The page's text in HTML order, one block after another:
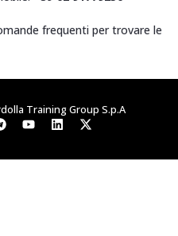
frequenti per trovare le
Training Group S.p.A